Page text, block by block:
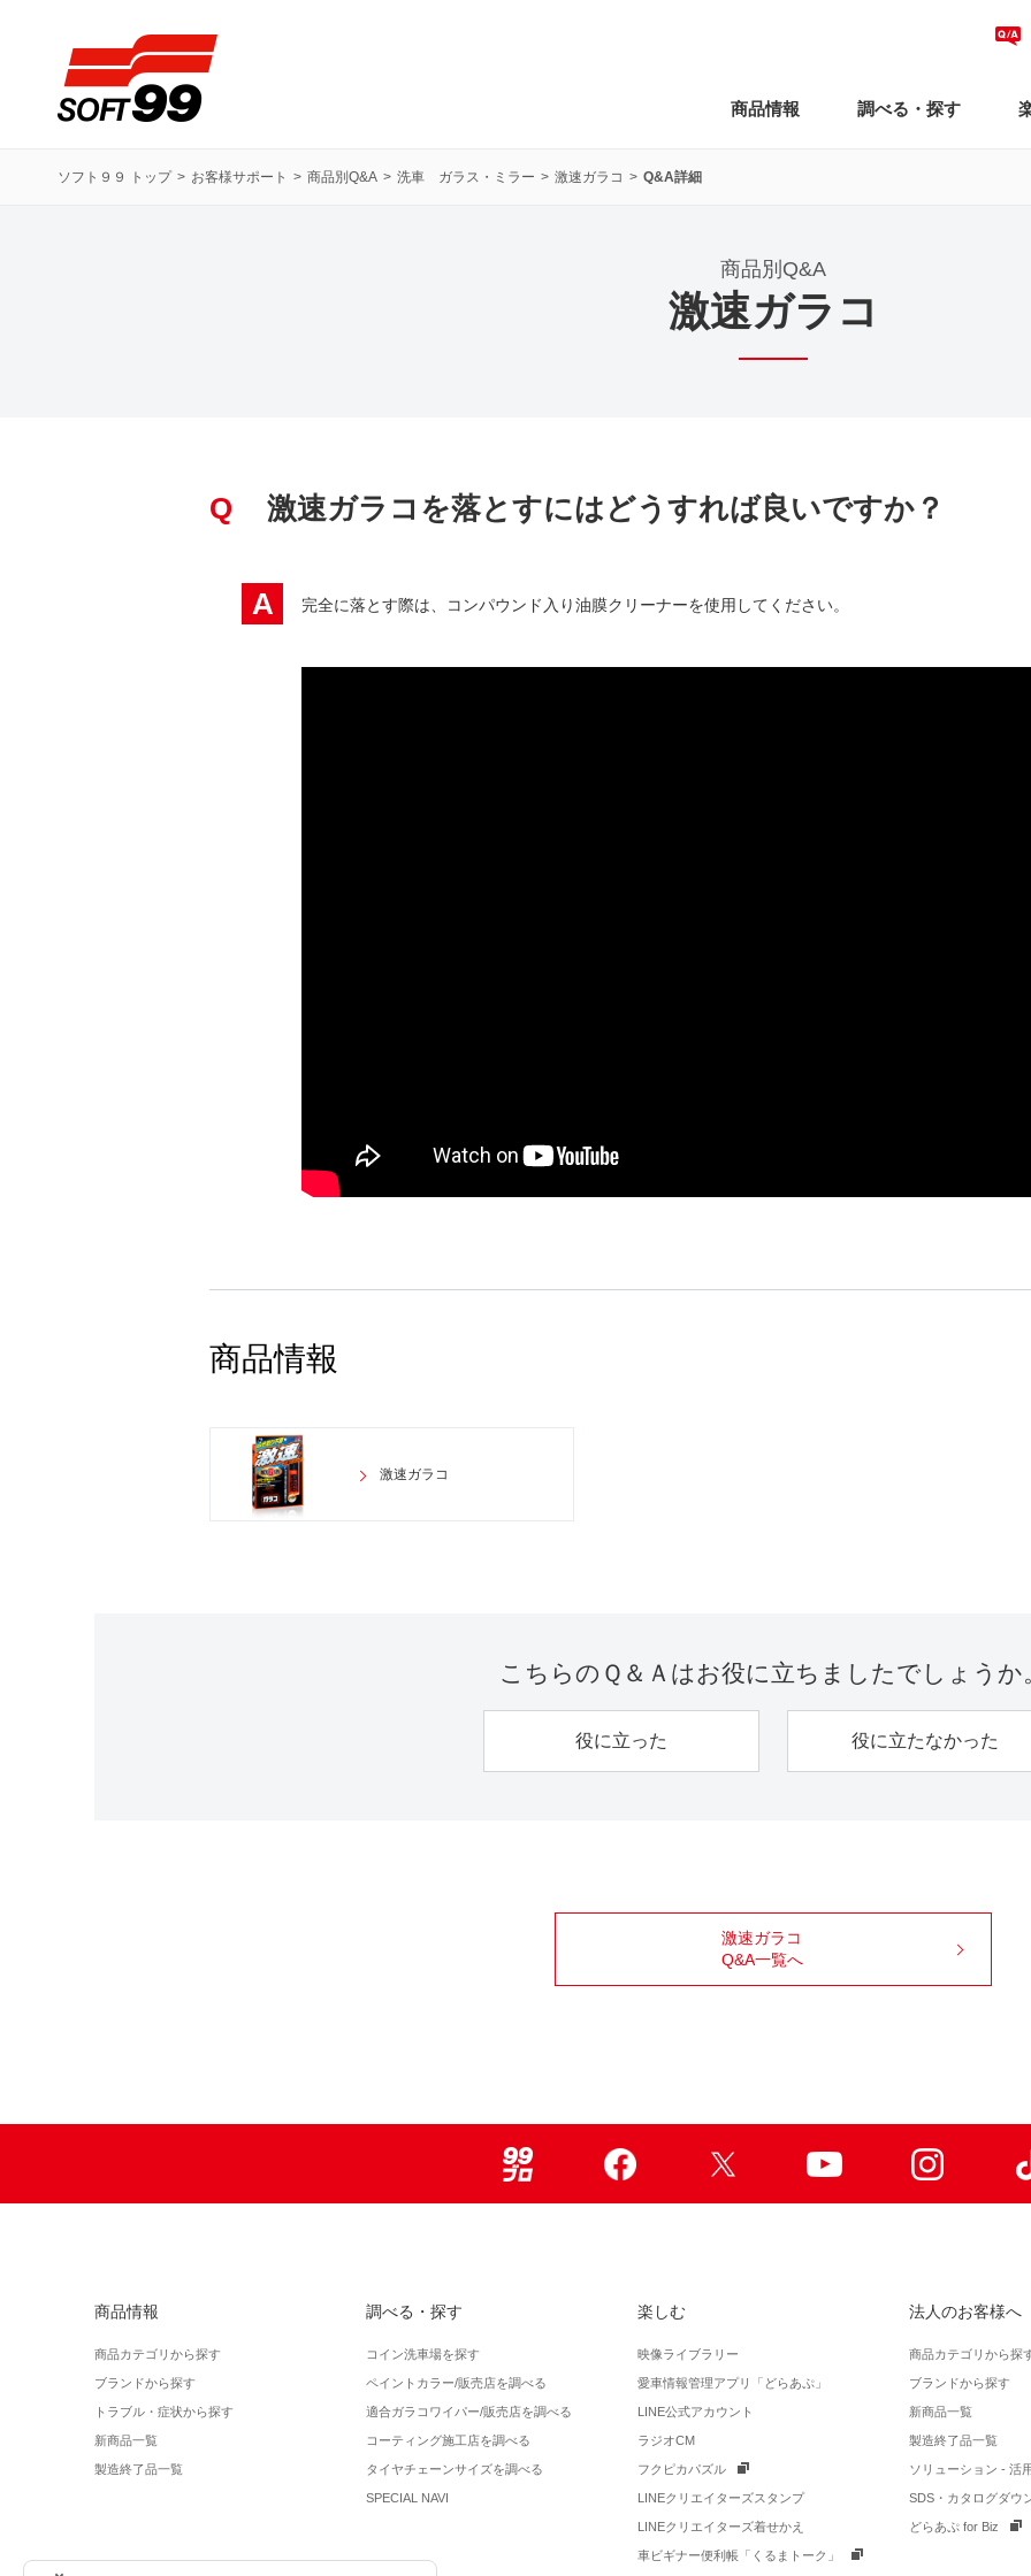
商品情報 調べる・探す
ソフト９９ トップ お客様サポート 商品別Q&A 洗車 ガラス・ミラー 激速ガラコ Q&A詳細
商品別Q&A
激速ガラコ
Q 激速ガラコを落とすにはどうすれば良いですか？
A 完全に落とす際は、コンパウンド入り油膜クリーナーを使用してください。
商品情報
激速ガラコ
こちらのＱ＆Ａは お役に立ちましたでしょうか
役に立った 役に立たなかった
激速ガラコ
Q&A一覧へ
商品情報
商品カテゴリから探す
ブランドから探す
トラブル・症状から探す
新商品一覧
製造終了品一覧
調べる・探す
コイン洗車場を探す
ペイントカラー/販売店を調べる
適合ガラコワイパー/販売店を調べる
コーティング施工店を調べる
タイヤチェーンサイズを調べる
SPECIAL NAVI
楽しむ
映像ライブラリー
愛車情報管理アプリ「どらあぷ」
LINE公式アカウント
ラジオCM
フクピカパズル
LINEクリエイターズスタンプ
LINEクリエイターズ着せかえ
車ビギナー便利帳「くるまトーク」
法人のお客様へ
商品カテゴリから探
ブランドから探す
新商品一覧
製造終了品一覧
ソリューション - 活
SDS・カタログダウ
どらあぷ for Biz